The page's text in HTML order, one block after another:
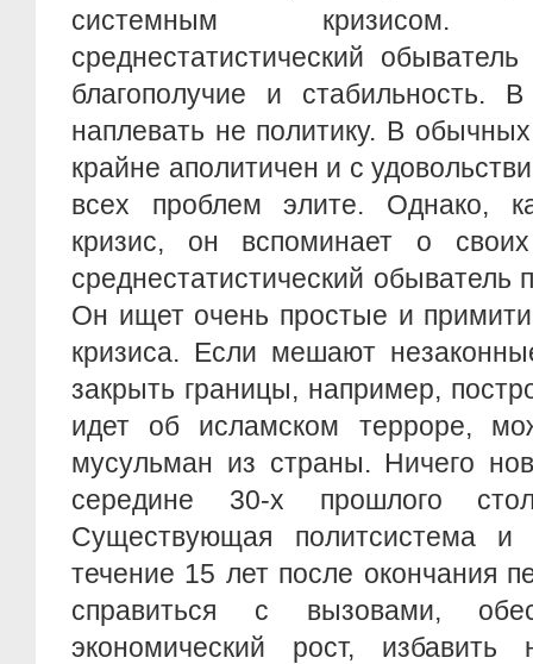
системным кризисом.
среднестатистический
благополучие и стабильность.
наплевать не политику. В
крайне аполитичен и с
всех проблем элите. Однако,
кризис, он вспоминает о
среднестатистический обыватель
Он ищет очень простые и
кризиса. Если мешают
закрыть границы, например,
идет об исламском терроре,
мусульман из страны. Ничего
середине 30-х прошлого
Существующая политсистема
течение 15 лет после окончания
справиться с вызовами,
экономический рост,